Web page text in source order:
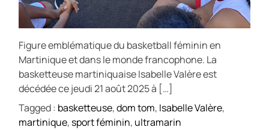
Figure emblématique du basketball féminin en
Martinique et dans le monde francophone. La
basketteuse martiniquaise Isabelle Valère est
décédée ce jeudi 21 août 2025 à […]
Tagged : basketteuse,dom tom, Isabelle Valère,
martinique, sport féminin, ultramarin